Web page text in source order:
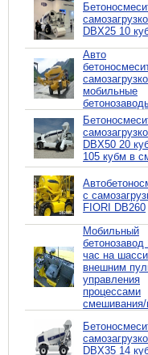
DBX25 10
Авто
мобильные
DBX50 20
105 кубм в
с
FIORI DB260
Мобильный
бетонозавод
час на
внешним
управления
процессами
DBX35 14